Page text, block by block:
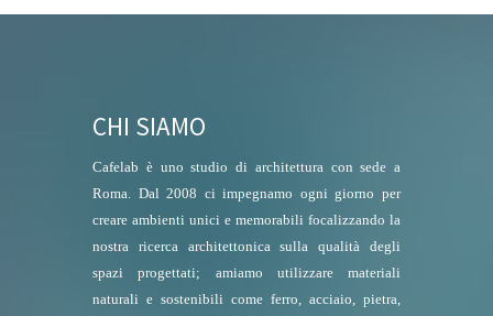
CHI SIAMO
Cafelab è uno studio di architettura con sede a
Roma. Dal 2008 ci impegnamo ogni giorno per
creare ambienti unici e memorabili focalizzando la
nostra ricerca architettonica sulla qualità degli
spazi progettati; amiamo utilizzare materiali
naturali e sostenibili come ferro, acciaio, pietra,